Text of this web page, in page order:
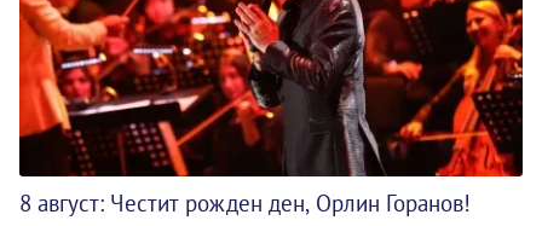
8 август: Честит рожден ден, Орлин Горанов!